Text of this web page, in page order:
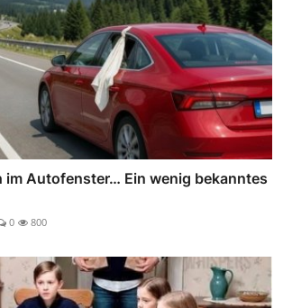
im Autofenster… Ein wenig bekanntes
0 800